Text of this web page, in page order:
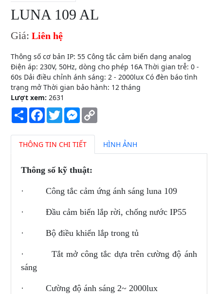
LUNA 109 AL
Giá: Liên hệ
Thông số cơ bản IP: 55 Công tắc cảm biến dạng analog
Điện áp: 230V, 50Hz, dòng cho phép 16A Thời gian trễ: 0 -
60s Dải điều chỉnh ánh sáng: 2 - 2000lux Có đèn báo tình
trạng mở Thời gian bảo hành: 12 tháng
Lượt xem: 2631
Share Facebook
TwitterMessenger
THÔNG TIN CHI TIẾT HÌNH ẢNH
Thông số kỹ thuật:
· Công tắc cảm ứng ánh sáng luna 109
· Đầu cảm biến lắp rời, chống nước IP55
· Bộ điều khiển lắp trong tủ
· Tắt mở công tắc dựa trên cường độ ánh
sáng
· Cường độ ánh sáng 2~ 2000lux